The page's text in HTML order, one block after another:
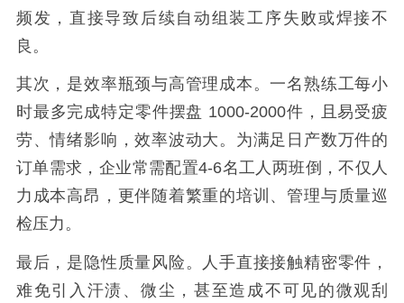
频发，直接导致后续自动组装工序失败或焊接不
良。
其次，是效率瓶颈与高管理成本。一名熟练工每小
时最多完成特定零件摆盘 1000-2000件，且易受疲
劳、情绪影响，效率波动大。为满足日产数万件的
订单需求，企业常需配置4-6名工人两班倒，不仅人
力成本高昂，更伴随着繁重的培训、管理与质量巡
检压力。
最后，是隐性质量风险。人手直接接触精密零件，
难免引入汗渍、微尘，甚至造成不可见的微观刮